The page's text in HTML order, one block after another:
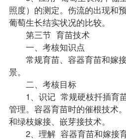
照度）的测定。伤流的出现和
葡萄生长结实状况的比较。
第三节 育苗技术
一、考核知识点
常规育苗、容器育苗和嫁
景。
二、考核目标
1、识记 常规硬枝扦插育苗
管理。容器育苗时的催根技术
和绿枝嫁接、嵌芽接技术。
2、理解 容器育苗和嫁接育